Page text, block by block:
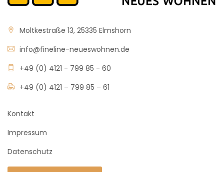
Moltkestraße 13, 25335 Elmshorn
info@fineline-neueswohnen.de
+49 (0) 4121 - 799 85 - 60
+49 (0) 4121 – 799 85 – 61
Kontakt
Impressum
Datenschutz